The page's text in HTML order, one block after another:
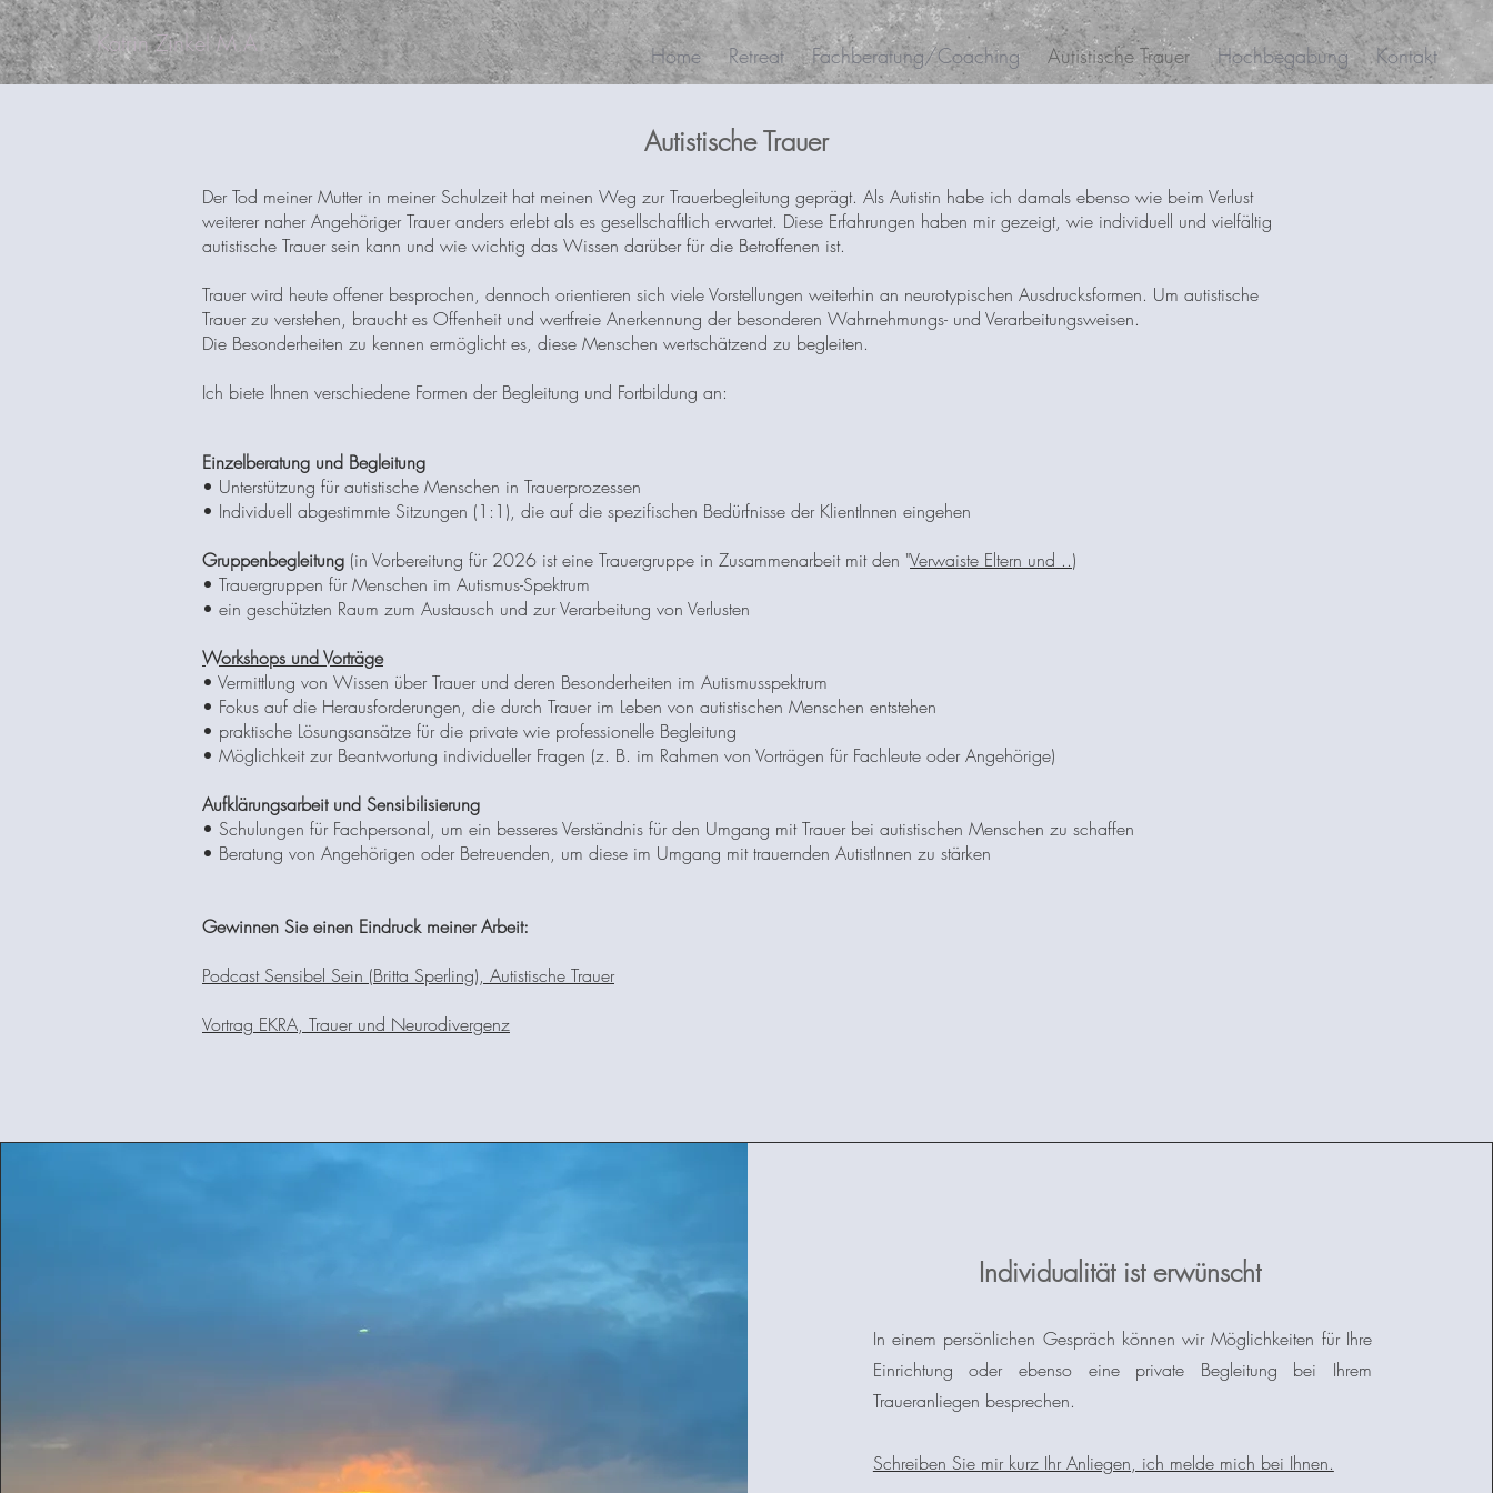
Katrin Zinkel M.A. Home Retreat Fachberatung/Coaching Autistische Trauer Hochbegabung Kontakt
Autistische Trauer
Der Tod meiner Mutter in meiner Schulzeit hat meinen Weg zur Trauerbegleitung geprägt. Als Autistin habe ich damals ebenso wie beim Verlust
weiterer naher Angehöriger Trauer anders erlebt als es gesellschaftlich erwartet. Diese Erfahrungen haben mir gezeigt, wie individuell und vielfältig
autistische Trauer sein kann und wie wichtig das Wissen darüber für die Betroffenen ist.
Trauer wird heute offener besprochen, dennoch orientieren sich viele Vorstellungen weiterhin an neurotypischen Ausdrucksformen. Um autistische
Trauer zu verstehen, braucht es Offenheit und wertfreie Anerkennung der besonderen Wahrnehmungs- und Verarbeitungsweisen.
Die Besonderheiten zu kennen ermöglicht es, diese Menschen wertschätzend zu begleiten.
Ich biete Ihnen verschiedene Formen der Begleitung und Fortbildung an:
Einzelberatung und Begleitung​
• Unterstützung für autistische Menschen in Trauerprozessen​
• Individuell abgestimmte Sitzungen (1:1), die auf die spezifischen Bedürfnisse der KlientInnen eingehen
Gruppenbegleitung ​ (in Vorbereitung für 2026 ist eine Trauergruppe in Zusammenarbeit mit den "Verwaiste Eltern und ..)
• Trauergruppen für Menschen im Autismus-Spektrum
• ein geschützten Raum zum Austausch und zur Verarbeitung von Verlusten
Workshops und Vorträge
• Vermittlung von Wissen über Trauer und deren Besonderheiten im Autismusspektrum​
• Fokus auf die Herausforderungen, die durch Trauer im Leben von autistischen Menschen entstehen
• praktische Lösungsansätze​ für die private wie professionelle Begleitung
• Möglichkeit zur Beantwortung individueller Fragen (z. B. im Rahmen von Vorträgen für Fachleute oder Angehörige)
Aufklärungsarbeit und Sensibilisierung
• Schulungen für Fachpersonal, um ein besseres Verständnis für den Umgang mit Trauer bei autistischen Menschen zu schaffen​
• Beratung von Angehörigen oder Betreuenden, um diese im Umgang mit trauernden AutistInnen zu stärken
Gewinnen Sie einen Eindruck meiner Arbeit:
Podcast Sensibel Sein (Britta Sperling), Autistische Trauer
Vortrag EKRA, Trauer und Neurodivergenz
Individualität ist erwünscht
In einem persönlichen Gespräch können wir Möglichkeiten für Ihre
Einrichtung oder ebenso eine private Begleitung bei Ihrem
Traueranliegen besprechen.
Schreiben Sie mir kurz Ihr Anliegen, ich melde mich bei Ihnen.